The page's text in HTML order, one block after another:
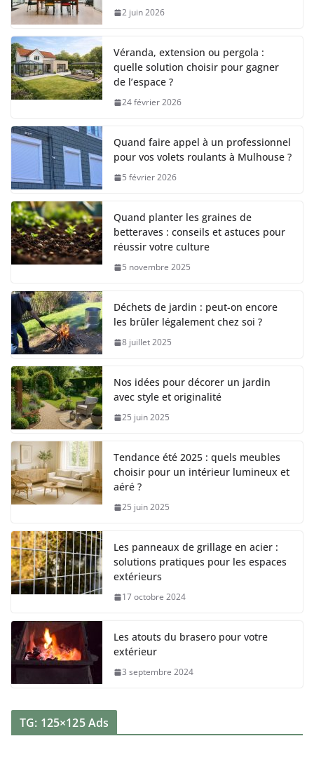
2 juin 2026
Véranda, extension ou pergola :
quelle solution choisir pour gagner
de l’espace ?
24 février 2026
Quand faire appel à un professionnel
pour vos volets roulants à Mulhouse ?
5 février 2026
Quand planter les graines de
betteraves : conseils et astuces pour
réussir votre culture
5 novembre 2025
Déchets de jardin : peut-on encore
les brûler légalement chez soi ?
8 juillet 2025
Nos idées pour décorer un jardin
avec style et originalité
25 juin 2025
Tendance été 2025 : quels meubles
choisir pour un intérieur lumineux et
aéré ?
25 juin 2025
Les panneaux de grillage en acier :
solutions pratiques pour les espaces
extérieurs
17 octobre 2024
Les atouts du brasero pour votre
extérieur
3 septembre 2024
TG: 125×125 Ads